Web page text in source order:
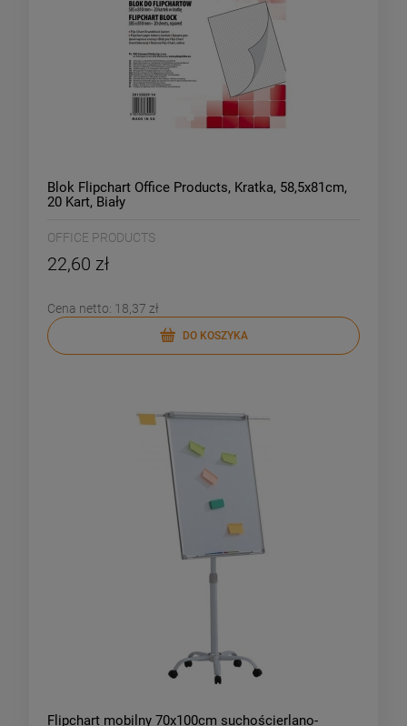
Blok Flipchart Office Products, Kratka, 58,5x81cm,
20 Kart, Biały
OFFICE PRODUCTS
22,60 zł
Cena netto: 18,37 zł
DO KOSZYKA
Flipchart mobilny 70x100cm suchościerlano-